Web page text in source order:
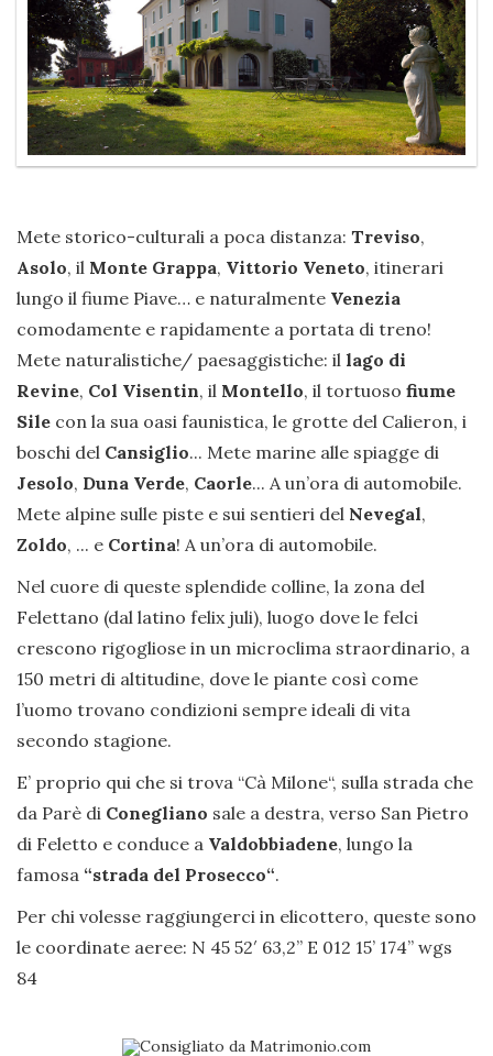
Mete storico-culturali a poca distanza: Treviso,
Asolo, il Monte Grappa, Vittorio Veneto, itinerari
lungo il fiume Piave… e naturalmente Venezia
comodamente e rapidamente a portata di treno!
Mete naturalistiche/ paesaggistiche: il lago di
Revine, Col Visentin, il Montello, il tortuoso fiume
Sile con la sua oasi faunistica, le grotte del Calieron, i
boschi del Cansiglio... Mete marine alle spiagge di
Jesolo, Duna Verde, Caorle... A un’ora di automobile.
Mete alpine sulle piste e sui sentieri del Nevegal,
Zoldo, ... e Cortina! A un’ora di automobile.
Nel cuore di queste splendide colline, la zona del
Felettano (dal latino felix juli), luogo dove le felci
crescono rigogliose in un microclima straordinario, a
150 metri di altitudine, dove le piante così come
l’uomo trovano condizioni sempre ideali di vita
secondo stagione.
E’ proprio qui che si trova “Cà Milone“, sulla strada che
da Parè di Conegliano sale a destra, verso San Pietro
di Feletto e conduce a Valdobbiadene, lungo la
famosa “strada del Prosecco“.
Per chi volesse raggiungerci in elicottero, queste sono
le coordinate aeree: N 45 52′ 63,2” E 012 15’ 174’’ wgs
84